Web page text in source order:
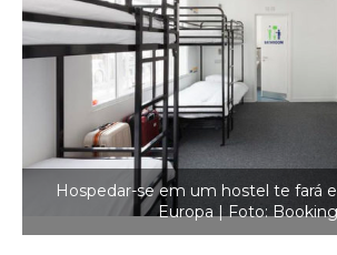
Hospedar-se em um hostel te fará
Europa | Foto: